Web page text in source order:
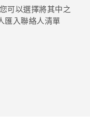
可以選擇將其中之
匯入聯絡人清單